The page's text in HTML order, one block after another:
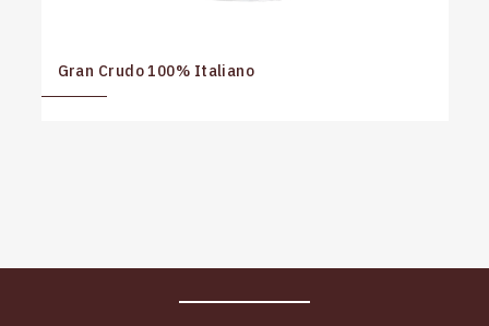
Gran Crudo 100% Italiano